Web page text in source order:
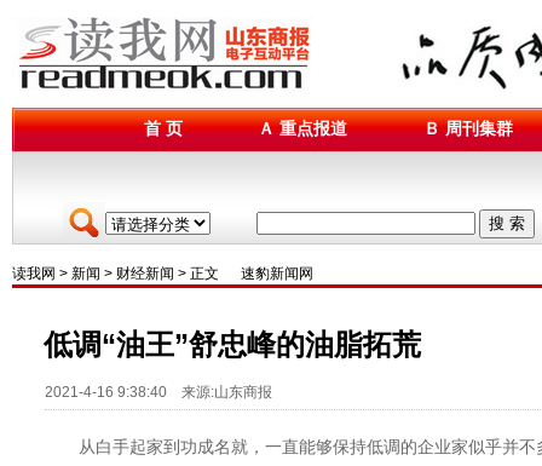
首 页 Ａ 重点报道 Ｂ 周刊集群
搜 索
读我网 > 新闻 > 财经新闻 > 正文 速豹新闻网
低调“油王”舒忠峰的油脂拓荒
2021-4-16 9:38:40 来源:山东商报
从白手起家到功成名就，一直能够保持低调的企业家似乎并不